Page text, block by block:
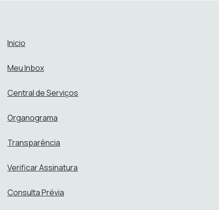
Inicio
Meu Inbox
Central de Serviços
Organograma
Transparência
Verificar Assinatura
Consulta Prévia